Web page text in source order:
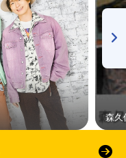
森久